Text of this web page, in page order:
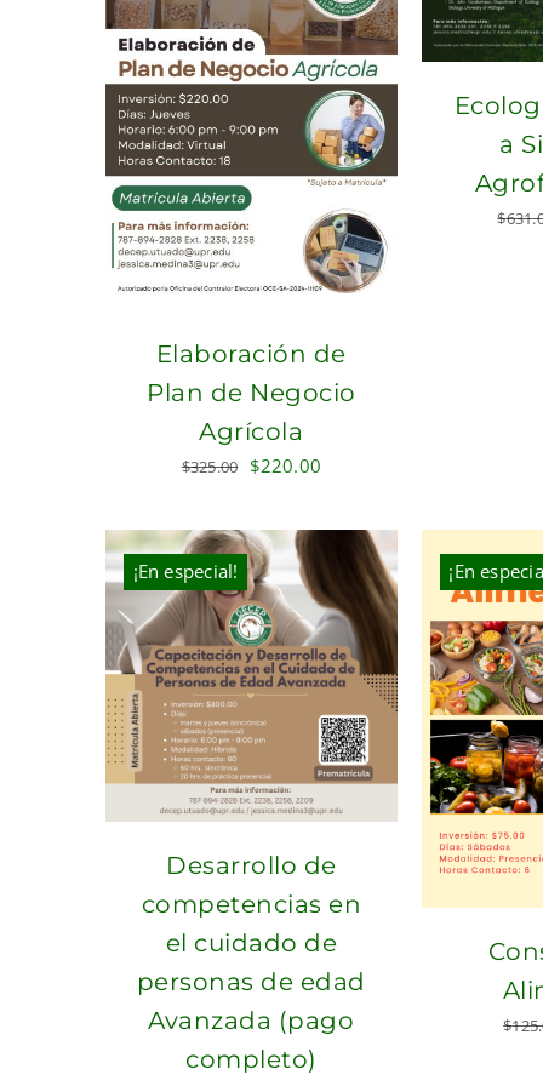
Elaboración de
Plan de Negocio
Agrícola
$325.00 Original
was:
$325.00.
$220.00
is:
$220.00.
a
$
¡En especial!
Desarrollo de
competencias en
el cuidado de
personas de edad
Avanzada (pago
completo)
¡En
$